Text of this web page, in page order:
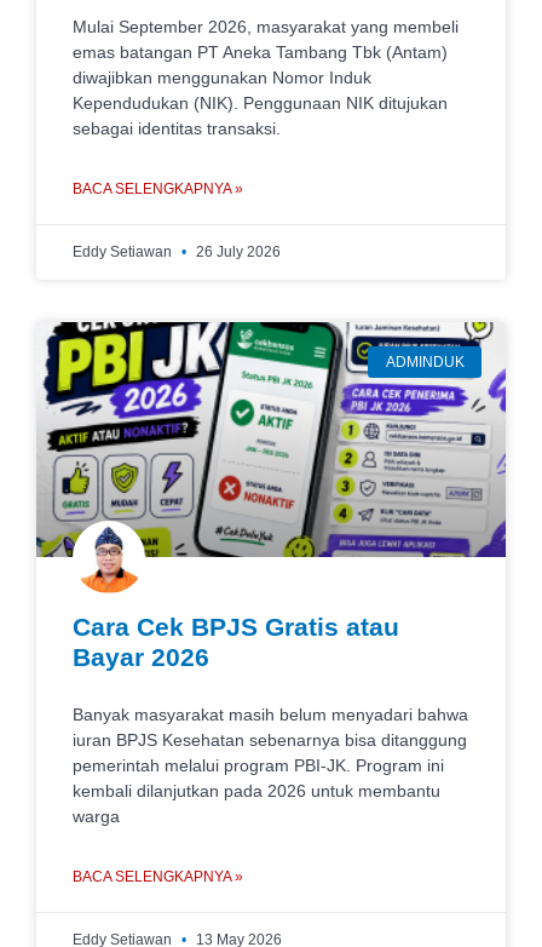
Mulai September 2026, masyarakat yang membeli
emas batangan PT Aneka Tambang Tbk (Antam)
diwajibkan menggunakan Nomor Induk
Kependudukan (NIK). Penggunaan NIK ditujukan
sebagai identitas transaksi.
BACA SELENGKAPNYA »
Eddy Setiawan 26 July 2026
ADMINDUK
Cara Cek BPJS Gratis atau
Bayar 2026
Banyak masyarakat masih belum menyadari bahwa
iuran BPJS Kesehatan sebenarnya bisa ditanggung
pemerintah melalui program PBI-JK. Program ini
kembali dilanjutkan pada 2026 untuk membantu
warga
BACA SELENGKAPNYA »
Eddy Setiawan 13 May 2026